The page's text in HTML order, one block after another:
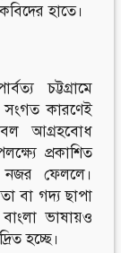
হাতে।
চট্টগ্রামে
সংগত কারণেই
আগ্রহবোধ
প্রকাশিত
ফেললে।
বা গদ্য ছাপা
ভাষায়ও
হচ্ছে।